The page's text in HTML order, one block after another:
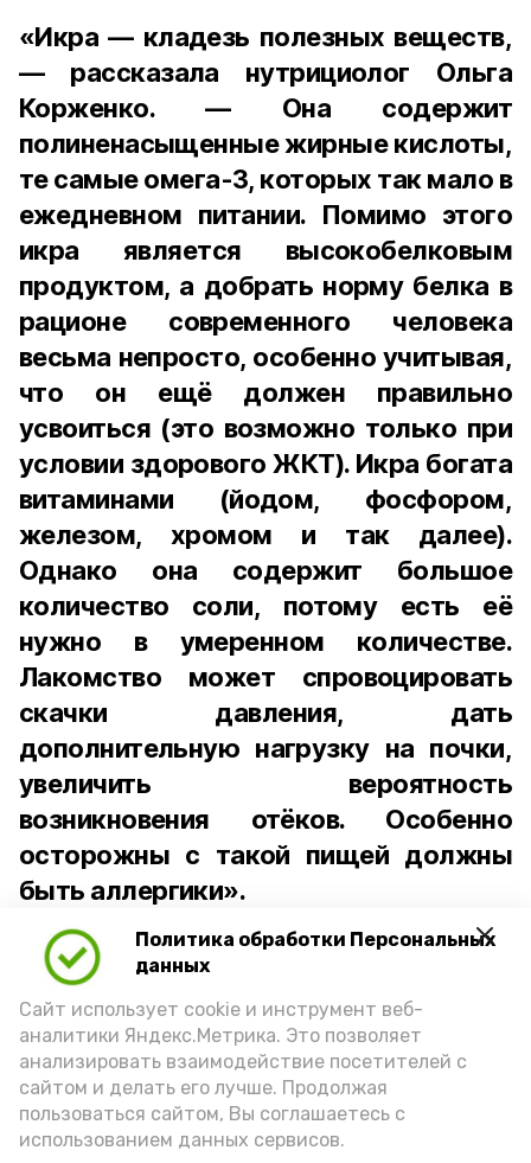
Политика обработки Персональных
данных
Сайт использует cookie и инструмент веб-
аналитики Яндекс.Метрика. Это позволяет
анализировать взаимодействие посетителей с
сайтом и делать его лучше. Продолжая
пользоваться сайтом, Вы соглашаетесь с
использованием данных сервисов.
«Икра — кладезь полезных веществ,
— рассказала нутрициолог Ольга
Корженко. — Она содержит
полиненасыщенные жирные кислоты,
те самые омега-3, которых так мало в
ежедневном питании. Помимо этого
икра является высокобелковым
продуктом, а добрать норму белка в
рационе современного человека
весьма непросто, особенно учитывая,
что он ещё должен правильно
усвоиться (это возможно только при
условии здорового ЖКТ). Икра богата
витаминами (йодом, фосфором,
железом, хромом и так далее).
Однако она содержит большое
количество соли, потому есть её
нужно в умеренном количестве.
Лакомство может спровоцировать
скачки давления, дать
дополнительную нагрузку на почки,
увеличить вероятность
возникновения отёков. Особенно
осторожны с такой пищей должны
быть аллергики».
Для взрослого человека безопасной
порцией икры считается 30-50 граммов
(2-3 ложки). При этом следует обратить
внимание на хлеб, с которым она
подаётся: лучше выбирать
цельнозерновой, с мукой грубого
помола. Есть икру следует в первой